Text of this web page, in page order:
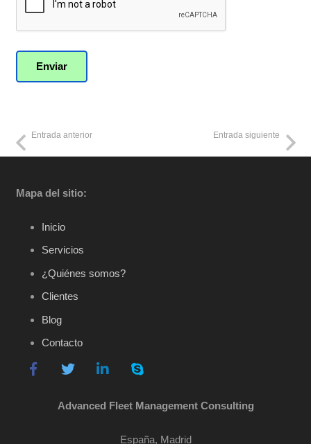
Entrada anterior Entrada siguiente
Mapa del sitio:
Inicio
Servicios
¿Quiénes somos?
Clientes
Blog
Contacto
Advanced Fleet Management Consulting
España, Madrid